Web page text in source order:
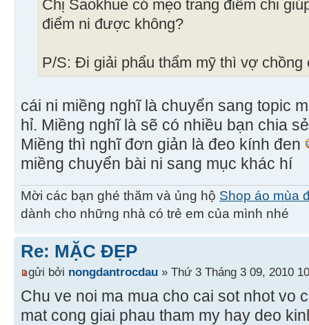
Chị Saokhue có mẹo trang điểm chi
điểm ni được không?
P/S: Đi giải phẩu thẩm mỹ thì vợ chồng
cái ni miềng nghĩ là chuyển sang topic
hỉ. Miềng nghĩ là sẽ có nhiều bạn chia
Miềng thì nghĩ đơn giản là đeo kính đen
miềng chuyển bài ni sang mục khác hí
Mời các bạn ghé thăm và ủng hộ Shop áo mùa
dành cho những nhà có trẻ em của mình nhé
Re: MẶC ĐẸP
gửi bởi nongdantrocdau » Thứ 3 Tháng 3 09, 2010
Chu ve noi ma mua cho cai sot nhot vo
mat cong giai phau tham my hay deo